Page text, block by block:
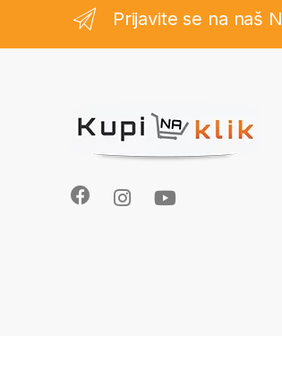
Prijavite se na naš